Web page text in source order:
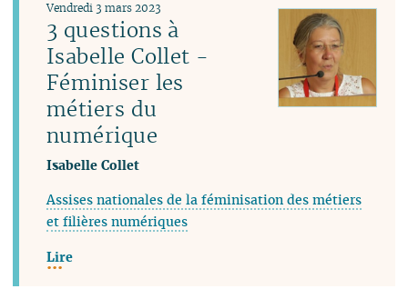
3 questions à
Isabelle Collet -
Féminiser les
métiers du
numérique
Vendredi 3 mars 2023
Isabelle Collet
Assises nationales de la féminisation des métiers
et filières numériques
Lire